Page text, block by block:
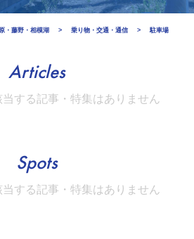
・藤野・相模湖 乗り物・交通・通信 駐車場
Articles
当する記事・特集はありません
Spots
当する記事・特集はありません